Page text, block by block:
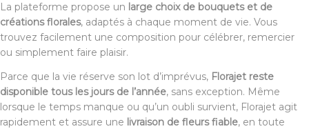
La plateforme propose un large choix de bouquets et de
créations florales, adaptés à chaque moment de vie. Vous
trouvez facilement une composition pour célébrer, remercier
ou simplement faire plaisir.
Parce que la vie réserve son lot d’imprévus, Florajet reste
disponible tous les jours de l’année, sans exception. Même
lorsque le temps manque ou qu’un oubli survient, Florajet agit
rapidement et assure une livraison de fleurs fiable, en toute